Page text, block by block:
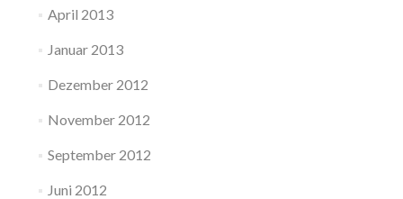
April 2013
Januar 2013
Dezember 2012
November 2012
September 2012
Juni 2012